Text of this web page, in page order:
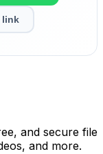
link
and secure file
and more.